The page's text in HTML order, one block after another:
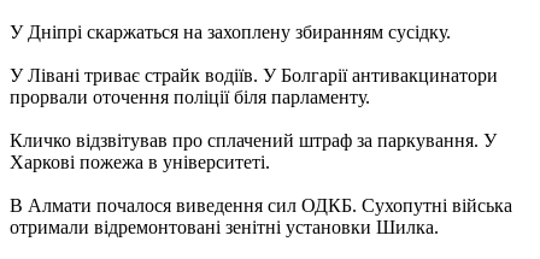
У Дніпрі скаржаться на захоплену збиранням сусідку.
У Лівані триває страйк водіїв. У Болгарії антивакцинатори
прорвали оточення поліції біля парламенту.
Кличко відзвітував про сплачений штраф за паркування. У
Харкові пожежа в університеті.
В Алмати почалося виведення сил ОДКБ. Сухопутні війська
отримали відремонтовані зенітні установки Шилка.